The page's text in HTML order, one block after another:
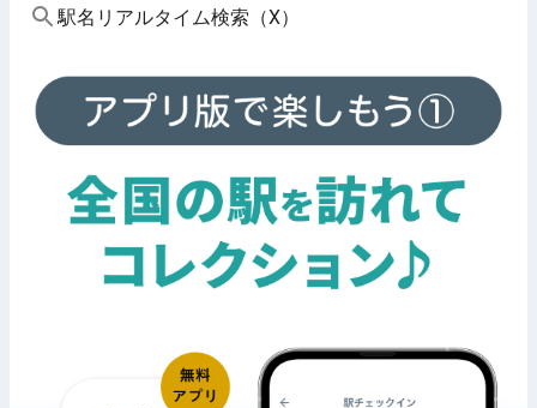
駅名リアルタイム検索（X）